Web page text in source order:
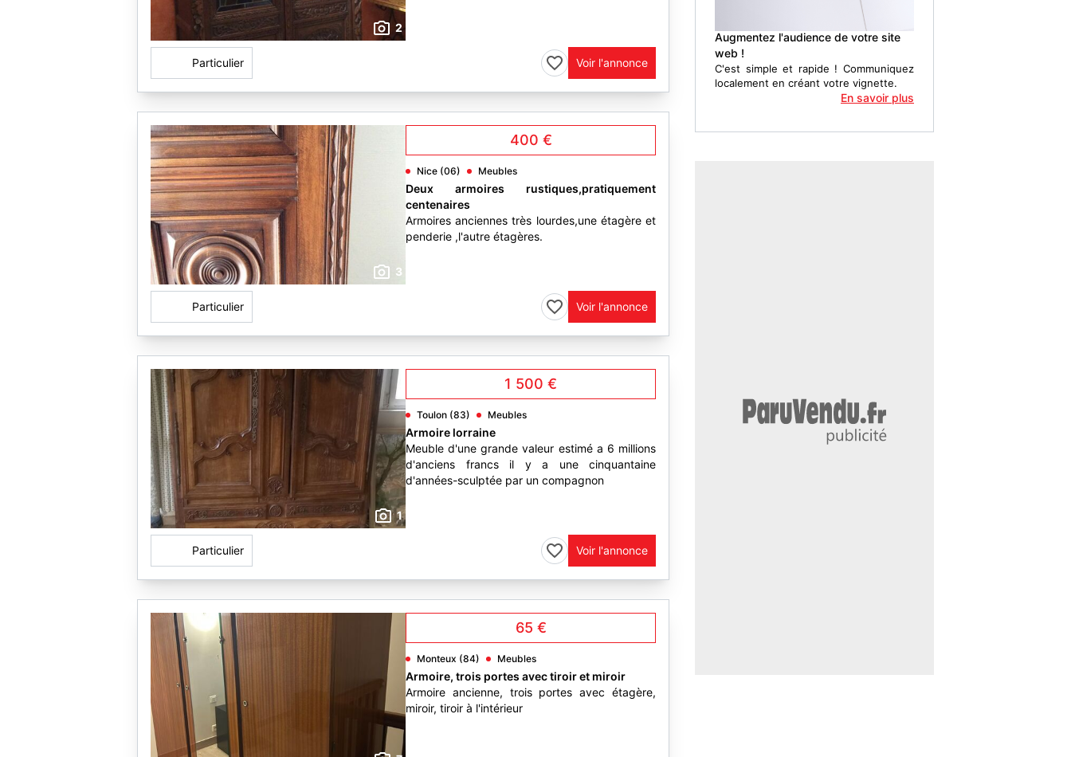
2
Particulier Voir l'annonce
3
400 €
Nice (06) Meubles
Deux armoires rustiques,pratiquement
centenaires
Armoires anciennes très lourdes,une étagère et
penderie ,l'autre étagères.
Particulier Voir l'annonce
1
1 500 €
Toulon (83) Meubles
Armoire lorraine
Meuble d'une grande valeur estimé a 6 millions
d'anciens francs il y a une cinquantaine
d'années-sculptée par un compagnon
Particulier Voir l'annonce
65 €
Monteux (84) Meubles
Armoire, trois portes avec tiroir et miroir
Armoire ancienne, trois portes avec étagère,
miroir, tiroir à l'intérieur
Augmentez l'audience de votre site
web !
C'est simple et rapide ! Communiquez
localement en créant votre vignette.
En savoir plus